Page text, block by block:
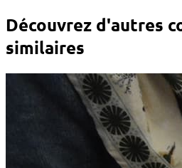
Découvrez d'autres
similaires